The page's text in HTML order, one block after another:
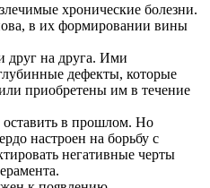
хронические болезни.
в их формировании вины
друг на друга. Ими
дефекты, которые
приобретены им в течение
в прошлом. Но
настроен на борьбу с
негативные черты